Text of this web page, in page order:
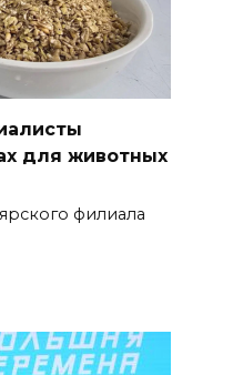
для животных
филиала